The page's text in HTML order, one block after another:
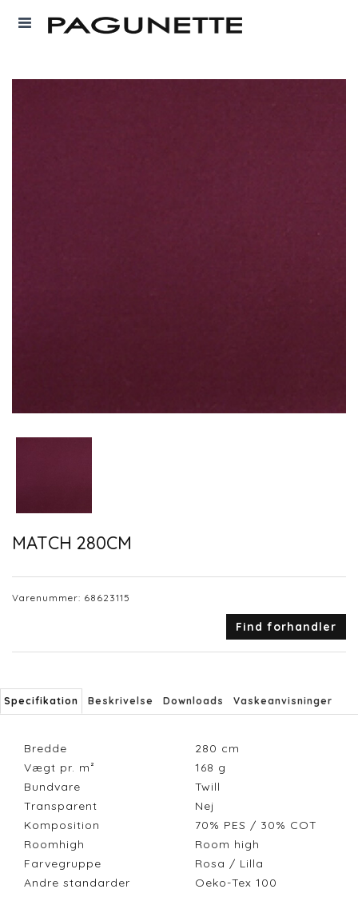
MATCH 280CM
Varenummer: 68623115
Find forhandler
Specifikation Beskrivelse Downloads Vaskeanvisninger
Bredde 280 cm
Vægt pr. m²
168 g
Bundvare
Twill
Transparent
Nej
Komposition
70% PES / 30% COT
Roomhigh
Room high
Farvegruppe
Rosa / Lilla
Andre standarder
Oeko-Tex 100